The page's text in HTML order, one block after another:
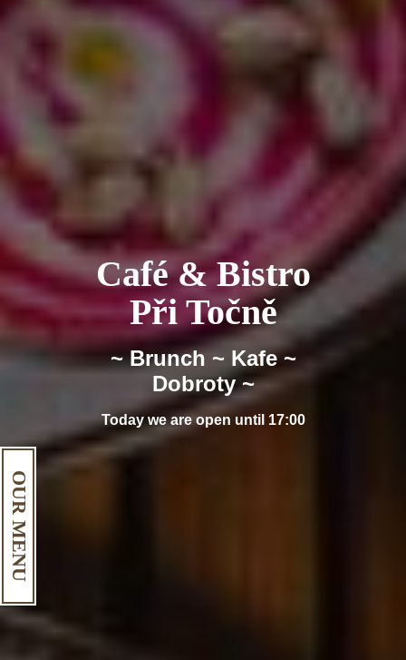
Café & Bistro
Při Točně
~ Brunch ~ Kafe ~
Dobroty ~
Today we are open until 17:00
OUR MENU